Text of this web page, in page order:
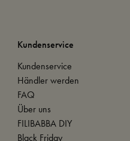
Kundenservice
Kundenservice
Händler werden
FAQ
Über uns
FILIBABBA DIY
Black Friday